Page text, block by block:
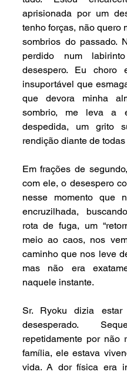
aprisionada por um
tenho forças, não quero
sombrios do passado.
perdido num
desespero. Eu
insuportável que
que devora minha
sombrio, me leva a
despedida, um grito
rendição diante de todas
Em frações de
com ele, o desespero
nesse momento que
encruzilhada,
rota de fuga, um
meio ao caos, nos
caminho que nos leve
mas não era
naquele instante.
Sr. Ryoku dizia
desesperado.
repetidamente por não
família, ele estava
vida. A dor física era